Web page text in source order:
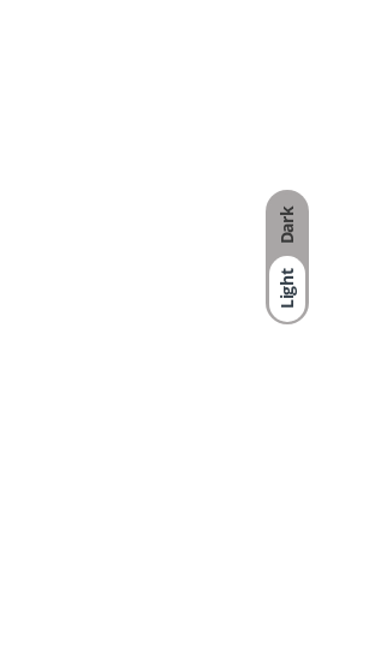
Dark
Light